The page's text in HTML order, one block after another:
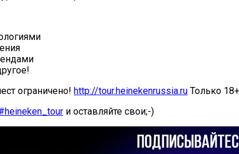
ограничено! http://tour.heinekenrussia.ru Только 18+
и оставляйте свои;-)